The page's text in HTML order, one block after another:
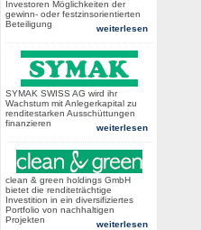
Investoren Möglichkeiten der
gewinn- oder festzinsorientierten
Beteiligung
weiterlesen
SYMAK SWISS AG wird ihr
Wachstum mit Anlegerkapital zu
renditestarken Ausschüttungen
finanzieren
weiterlesen
clean & green holdings GmbH
bietet die renditeträchtige
Investition in ein diversifiziertes
Portfolio von nachhaltigen
Projekten
weiterlesen